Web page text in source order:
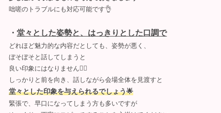
咄嗟のトラブルにも対応可能です👌
・堂々とした姿勢と、はっきりとした口調で
どれほど魅力的な内容だとしても、姿勢が悪く、
ぼそぼそと話してしまうと
良い印象にはなりません🙅‍♀️
しっかりと前を向き、話しながら会場全体を見渡すと
堂々とした印象を与えられるでしょう🌟
緊張で、早口になってしまう方も多いですが